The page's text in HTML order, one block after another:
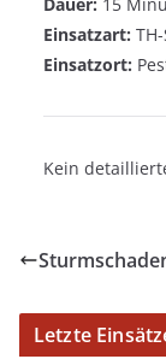
Einsatzart:
Einsatzort:
Kein
Letzte